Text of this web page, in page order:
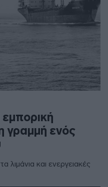
γραμμή ενός
λιμάνια και ενεργειακές